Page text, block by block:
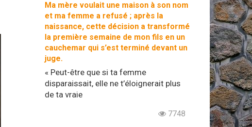
Ma mère voulait une maison à son nom
et ma femme a refusé ; après la
naissance, cette décision a transformé
la première semaine de mon fils en un
cauchemar qui s’est terminé devant un
juge.
« Peut-être que si ta femme
disparaissait, elle ne t’éloignerait plus
de ta vraie
7748